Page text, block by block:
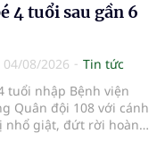
thông, hoàn thiện
môn và hệ thống
mô tạng.
4 tuổi sau gần 6
04/08/2026
Tin tức
tuổi nhập Bệnh viện
Quân đội 108 với cánh
nhổ giật, đứt rời hoàn